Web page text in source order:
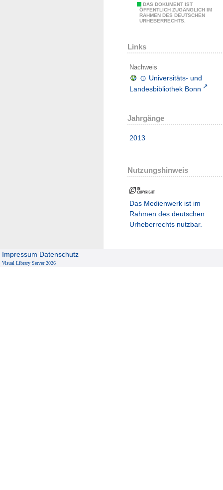
DAS DOKUMENT IST
ÖFFENTLICH ZUGÄNGLICH IM
RAHMEN DES DEUTSCHEN
URHEBERRECHTS.
Links
Nachweis
Universitäts- und
Landesbibliothek Bonn
Jahrgänge
2013
Nutzungshinweis
Das Medienwerk ist im
Rahmen des deutschen
Urheberrechts nutzbar.
Impressum Datenschutz
Visual Library Server 2026